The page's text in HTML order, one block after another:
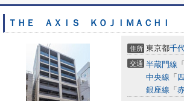
ＴＨＥ ＡＸＩＳ ＫＯＪＩＭＡＣＨＩ
住所 東京都千
交通 半蔵門線 「
中央線 「
銀座線 「